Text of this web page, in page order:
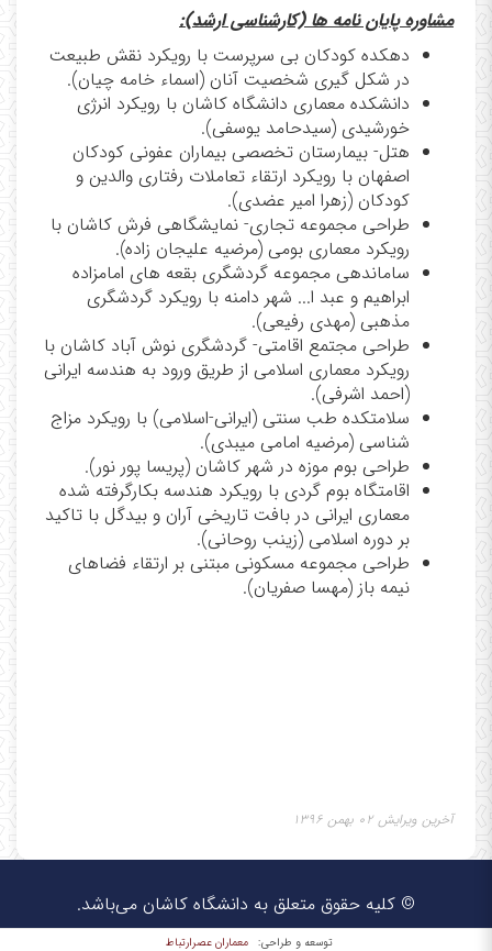
مشاوره پایان نامه ها (کارشناسی ارشد):
دهکده کودکان بی سرپرست با رویکرد نقش طبیعت
در شکل گیری شخصیت آنان (اسماء خامه چیان).
دانشکده معماری دانشگاه کاشان با رویکرد انرژی
خورشیدی (سید‌حامد یوسفی).
هتل- بیمارستان تخصصی بیماران عفونی کودکان
اصفهان با رویکرد ارتقاء تعاملات رفتاری والدین و
کودکان (زهرا امیر عضدی).
طراحی مجموعه تجاری- نمایشگاهی فرش کاشان با
رویکرد معماری بومی (مرضیه علیجان زاده).
ساماندهی مجموعه گردشگری بقعه های امامزاده
ابراهیم و عبد ا... شهر دامنه با رویکرد گردشگری
مذهبی (مهدی رفیعی).
طراحی مجتمع اقامتی- گردشگری نوش آباد کاشان با
رویکرد معماری اسلامی از طریق ورود به هندسه ایرانی
(احمد اشرفی).
سلامتکده طب سنتی (ایرانی-اسلامی) با رویکرد مزاج
شناسی (مرضیه امامی میبدی).
طراحی بوم موزه در شهر کاشان (پریسا پور نور).
اقامتگاه بوم گردی با رویکرد هندسه بکارگرفته شده
معماری ایرانی در بافت تاریخی آران و بیدگل با تاکید
بر دوره اسلامی (زینب روحانی).
طراحی مجموعه مسکونی مبتنی بر ارتقاء فضاهای
نیمه باز (مهسا صفریان).
آخرین ویرایش ۰۲ بهمن ۱۳۹۶
© کلیه حقوق متعلق به دانشگاه کاشان می‌باشد.
توسعه و طراحی: معماران عصر‌ارتباط